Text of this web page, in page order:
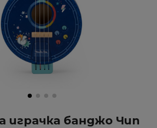
играчка банджо Чип